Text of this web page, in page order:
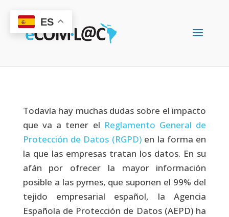
Todavía hay muchas dudas sobre el impacto
que va a tener el Reglamento General de
Protección de Datos (RGPD)en la forma en
la que las empresas tratan los datos. En su
afán por ofrecer la mayor información
posible a las pymes, que suponen el 99% del
tejido empresarial español, la Agencia
Española de Protección de Datos (AEPD) ha
ES